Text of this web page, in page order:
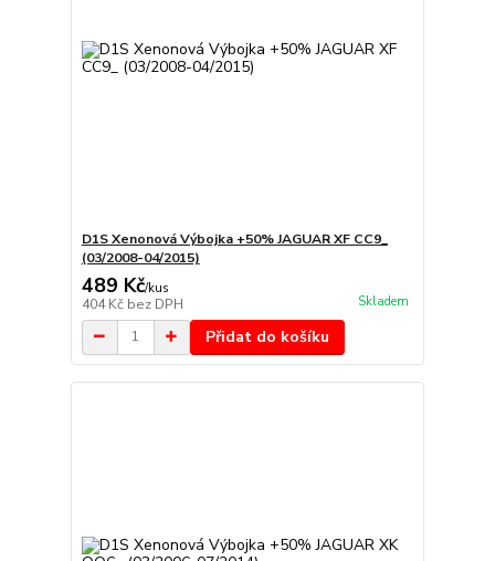
D1S Xenonová Výbojka +50% JAGUAR XF CC9_
(03/2008-04/2015)
489 Kč/kus
404 Kč bez DPH Skladem
Přidat do košíku